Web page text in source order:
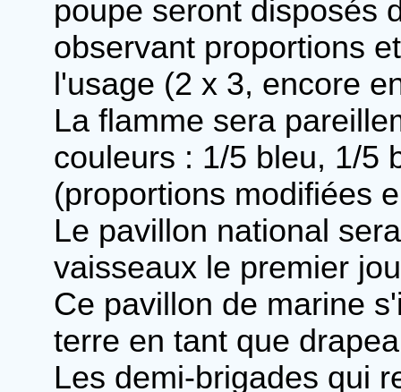
poupe seront disposés
observant proportions
l'usage (2 x 3, encore
La flamme sera
couleurs : 1/5 bleu, 1/5
(proportions modifiées
Le pavillon national
vaisseaux le premier
Ce pavillon de marine
terre en tant que
Les demi-brigades qui